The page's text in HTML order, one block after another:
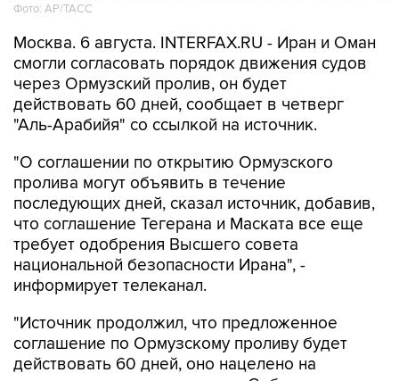
Фото: AP/ТАСС
Москва. 6 августа. INTERFAX.RU - Иран и Оман
смогли согласовать порядок движения судов
через Ормузский пролив, он будет
действовать 60 дней, сообщает в четверг
"Аль-Арабийя" со ссылкой на источник.
"О соглашении по открытию Ормузского
пролива могут объявить в течение
последующих дней, сказал источник, добавив,
что соглашение Тегерана и Маската все еще
требует одобрения Высшего совета
национальной безопасности Ирана", -
информирует телеканал.
"Источник продолжил, что предложенное
соглашение по Ормузскому проливу будет
действовать 60 дней, оно нацелено на